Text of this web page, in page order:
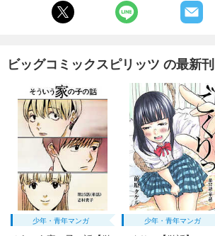
ビッグコミックスピリッツ の最新刊
少年・青年マンガ 少年・青年マンガ